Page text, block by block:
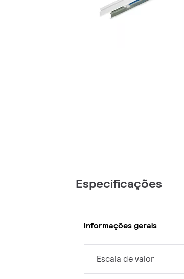
Especificações
Informações gerais
Escala de valor